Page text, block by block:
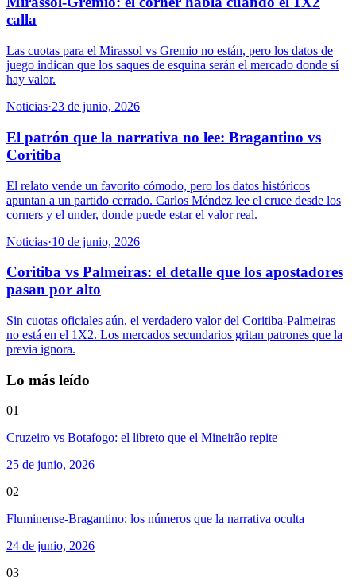
calla
Las cuotas para el Mirassol vs Gremio no están, pero los datos de
juego indican que los saques de esquina serán el mercado donde sí
hay valor.
Noticias·23 de junio, 2026
El patrón que la narrativa no lee: Bragantino vs
Coritiba
El relato vende un favorito cómodo, pero los datos históricos
apuntan a un partido cerrado. Carlos Méndez lee el cruce desde los
corners y el under, donde puede estar el valor real.
Noticias·10 de junio, 2026
Coritiba vs Palmeiras: el detalle que los apostadores
pasan por alto
Sin cuotas oficiales aún, el verdadero valor del Coritiba-Palmeiras
no está en el 1X2. Los mercados secundarios gritan patrones que la
previa ignora.
Lo más leído
01
Cruzeiro vs Botafogo: el libreto que el Mineirão repite
25 de junio, 2026
02
Fluminense-Bragantino: los números que la narrativa oculta
24 de junio, 2026
03